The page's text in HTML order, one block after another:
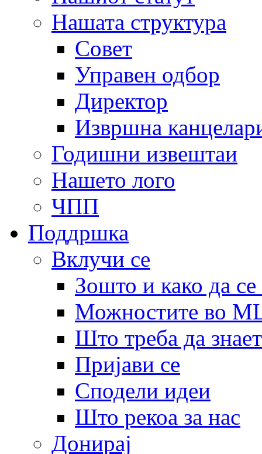
Нашата структура
Совет
Управен одбор
Директор
Извршна
Годишни извештаи
Нашето лого
ЧПП
Поддршка
Вклучи се
Зошто и како да
Можностите во
Што треба да
Пријави се
Сподели идеи
Што рекоа за нас
Донирај